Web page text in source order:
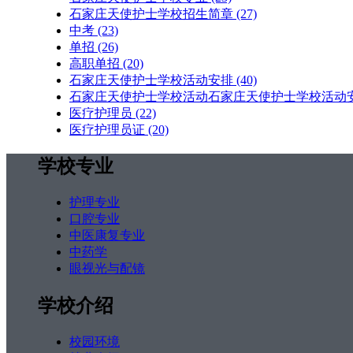
石家庄天使护士学校招生简章 (27)
中考 (23)
单招 (26)
高职单招 (20)
石家庄天使护士学校活动安排 (40)
石家庄天使护士学校活动石家庄天使护士学校活动
医疗护理员 (22)
医疗护理员证 (20)
学校专业
护理专业
口腔专业
中医康复专业
中药学
眼视光与配镜
学校介绍
校园环境